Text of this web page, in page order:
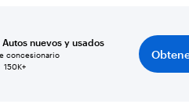
nuevos y usados
concesionario
150K+